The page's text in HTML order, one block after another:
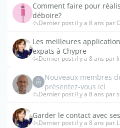
Comment faire pour
déboire?
Dernier post il y a 8 ans par
Les meilleures
expats à Chypre
Dernier post il y a 8 ans par
Nouveaux membres
présentez-vous ici
Dernier post il y a 8 ans par
Garder le contact avec
Dernier post il y a 8 ans par